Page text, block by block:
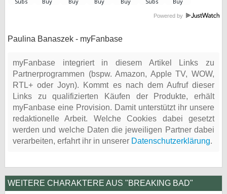
Powered by
Paulina Banaszek - myFanbase
myFanbase integriert in diesem Artikel Links zu
Partnerprogrammen (bspw. Amazon, Apple TV, WOW,
RTL+ oder Joyn). Kommt es nach dem Aufruf dieser
Links zu qualifizierten Käufen der Produkte, erhält
myFanbase eine Provision. Damit unterstützt ihr unsere
redaktionelle Arbeit. Welche Cookies dabei gesetzt
werden und welche Daten die jeweiligen Partner dabei
verarbeiten, erfahrt ihr in unserer Datenschutzerklärung.
WEITERE CHARAKTERE AUS "BREAKING BAD"